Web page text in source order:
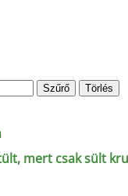
Szűrő Törlés
mert csak sült